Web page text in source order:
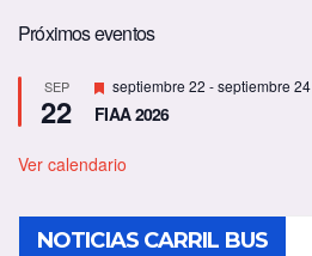
Próximos eventos
SEP
22
D
e
s
a
d
o
septiembre 22 -septiembre 24
FIAA 2026
Ver calendario
NOTICIAS CARRIL BUS